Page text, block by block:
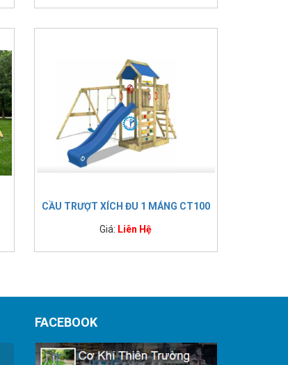
CẦU TRƯỢT XÍCH ĐU 1 MÁNG CT100
Giá: Liên Hệ
FACEBOOK